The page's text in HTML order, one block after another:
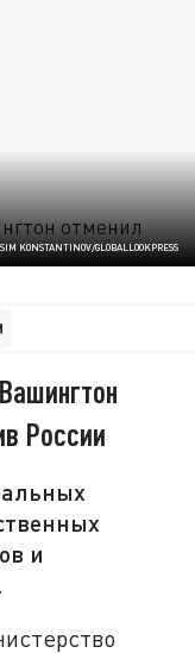
KONSTANTINOV/GLOBALLOOKPRESS
России
и